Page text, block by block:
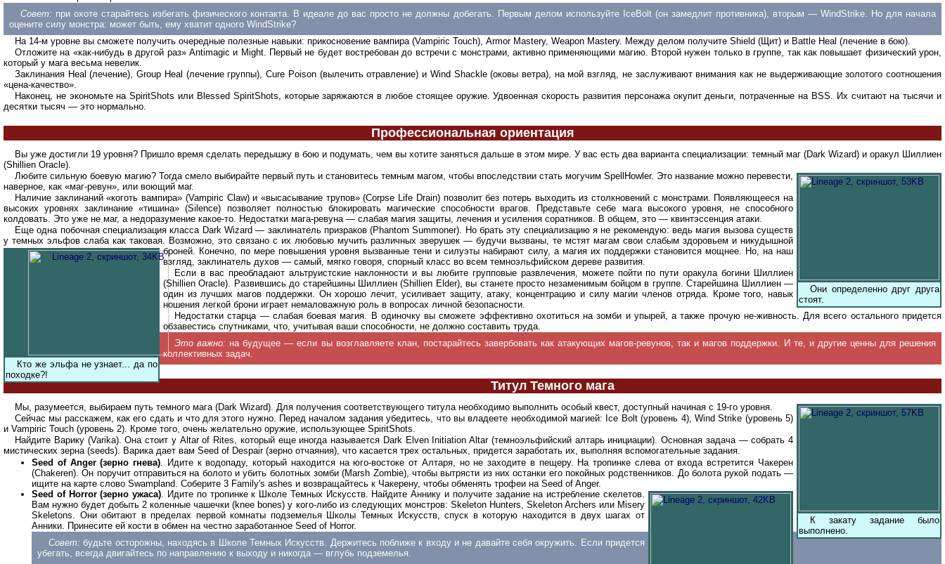
Совет: при охоте старайтесь избегать физического контакта. В идеале до вас просто не должны добегать. Первым делом используйте IceBolt (он замедлит противника), вторым — WindStrike. Но для начала
оцените силу монстра: может быть, ему хватит одного WindStrike?
На 14-м уровне вы сможете получить очередные полезные навыки: прикосновение вампира (Vampiric Touch), Armor Mastery, Weapon Mastery. Между делом получите Shield (Щит) и Battle Heal (лечение в бою).
Отложите на «как-нибудь в другой раз» Antimagic и Might. Первый не будет востребован до встречи с монстрами, активно применяющими магию. Второй нужен только в группе, так как повышает физический урон,
который у мага весьма невелик.
Заклинания Heal (лечение), Group Heal (лечение группы), Cure Poison (вылечить отравление) и Wind Shackle (оковы ветра), на мой взгляд, не заслуживают внимания как не выдерживающие золотого соотношения
«цена-качество».
Наконец, не экономьте на SpiritShots или Blessed SpiritShots, которые заряжаются в любое стоящее оружие. Удвоенная скорость развития персонажа окупит деньги, потраченные на BSS. Их считают на тысячи и
десятки тысяч — это нормально.
Профессиональная ориентация
Вы уже достигли 19 уровня? Пришло время сделать передышку в бою и подумать, чем вы хотите заняться дальше в этом мире. У вас есть два варианта специализации: темный маг (Dark Wizard) и оракул Шиллиен
(Shillien Oracle).
Они определенно друг друга
стоят.
Любите сильную боевую магию? Тогда смело выбирайте первый путь и становитесь темным магом, чтобы впоследствии стать могучим SpellHowler. Это название можно перевести,
наверное, как «маг-ревун», или воющий маг.
Наличие заклинаний «коготь вампира» (Vampiric Claw) и «высасывание трупов» (Corpse Life Drain) позволит без потерь выходить из столкновений с монстрами. Появляющееся на
высоких уровнях заклинание «тишина» (Silence) позволяет полностью блокировать магические способности врагов. Представьте себе мага высокого уровня, не способного
колдовать. Это уже не маг, а недоразумение какое-то. Недостатки мага-ревуна — слабая магия защиты, лечения и усиления соратников. В общем, это — квинтэссенция атаки.
Еще одна побочная специализация класса Dark Wizard — заклинатель призраков (Phantom Summoner). Но брать эту специализацию я не рекомендую: ведь магия вызова существ
у темных эльфов слаба как таковая. Возможно, это связано с их любовью мучить различных зверушек — будучи вызваны, те мстят магам свои слабым здоровьем и никудышной
броней. Конечно, по мере повышения уровня вызванные тени и силуэты набирают силу, а магия их поддержки становится мощнее.
Кто же эльфа не узнает... да по
походке?!
Но, на наш
взгляд, заклинатель духов — самый, мягко говоря, спорный класс во всем темноэльфийском дереве развития.
Если в вас преобладают альтруистские наклонности и вы любите групповые развлечения, можете пойти по пути оракула богини Шиллиен
(Shillien Oracle). Развившись до старейшины Шиллиен (Shillien Elder), вы станете просто незаменимым бойцом в группе. Старейшина Шиллиен —
один из лучших магов поддержки. Он хорошо лечит, усиливает защиту, атаку, концентрацию и силу магии членов отряда. Кроме того, навык
ношения легкой брони играет немаловажную роль в вопросах личной безопасности.
Недостатки старца — слабая боевая магия. В одиночку вы сможете эффективно охотиться на зомби и упырей, а также прочую не-живность. Для всего остального придется
обзавестись спутниками, что, учитывая ваши способности, не должно составить труда.
Это важно: на будущее — если вы возглавляете клан, постарайтесь завербовать как атакующих магов-ревунов, так и магов поддержки. И те, и другие ценны для решения
коллективных задач.
Титул Темного мага
К закату задание было
выполнено.
Мы, разумеется, выбираем путь темного мага (Dark Wizard). Для получения соответствующего титула необходимо выполнить особый квест, доступный начиная с 19-го уровня.
Сейчас мы расскажем, как его сдать и что для этого нужно. Перед началом задания убедитесь, что вы владеете необходимой магией: Ice Bolt (уровень 4), Wind Strike (уровень 5)
и Vampiric Touch (уровень 2). Кроме того, очень желательно оружие, использующее SpiritShots.
Найдите Варику (Varika). Она стоит у Altar of Rites, который еще иногда называется Dark Elven Initiation Altar (темноэльфийский алтарь инициации). Основная задача — собрать 4
мистических зерна (seeds). Варика дает вам Seed of Despair (зерно отчаяния), что касается трех остальных, придется заработать их, выполняя вспомогательные задания.
Seed of Anger (зерно гнева). Идите к водопаду, который находится на юго-востоке от Алтаря, но не заходите в пещеру. На тропинке слева от входа встретится Чакерен
(Chakeren). Он поручит отправиться на болото и убить болотных зомби (Marsh Zombie), чтобы вытрясти из них останки его покойных родственников. До болота рукой подать —
ищите на карте слово Swampland. Соберите 3 Family's ashes и возвращайтесь к Чакерену, чтобы обменять трофеи на Seed of Anger.
Seed of Horror (зерно ужаса). Идите по тропинке к Школе Темных Искусств. Найдите Аннику и получите задание на истребление скелетов.
Вам нужно будет добыть 2 коленные чашечки (knee bones) у кого-либо из следующих монстров: Skeleton Hunters, Skeleton Archers или Misery
Skeletons. Они обитают в пределах первой комнаты подземелья Школы Темных Искусств, спуск в которую находится в двух шагах от
Анники. Принесите ей кости в обмен на честно заработанное Seed of Horror.
Совет: будьте осторожны, находясь в Школе Темных Искусств. Держитесь поближе к входу и не давайте себя окружить. Если придется
убегать, всегда двигайтесь по направлению к выходу и никогда — вглубь подземелья.